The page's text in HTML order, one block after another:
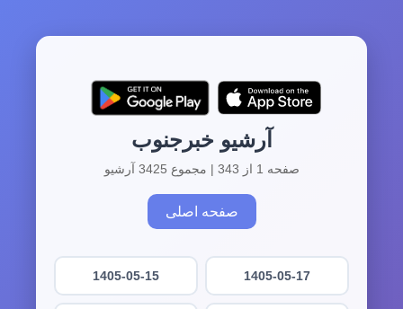
آرشیو خبرجنوب
صفحه 1 از 343 | مجموع 3425 آرشیو
صفحه اصلی
1405-05-17
1405-05-15